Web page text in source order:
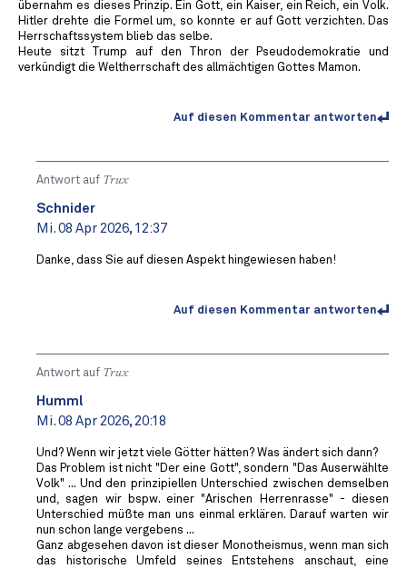
übernahm es dieses Prinzip. Ein Gott, ein Kaiser, ein Reich, ein Volk.
Hitler drehte die Formel um, so konnte er auf Gott verzichten. Das
Herrschaftssystem blieb das selbe.
Heute sitzt Trump auf den Thron der Pseudodemokratie und
verkündigt die Weltherrschaft des allmächtigen Gottes Mamon.
Auf diesen Kommentar antworten
Antwort auf Trux
Schnider
Mi. 08 Apr 2026, 12:37
Danke, dass Sie auf diesen Aspekt hingewiesen haben!
Auf diesen Kommentar antworten
Antwort auf Trux
Humml
Mi. 08 Apr 2026, 20:18
Und? Wenn wir jetzt viele Götter hätten? Was ändert sich dann?
Das Problem ist nicht "Der eine Gott", sondern "Das Auserwählte
Volk" ... Und den prinzipiellen Unterschied zwischen demselben
und, sagen wir bspw. einer "Arischen Herrenrasse" - diesen
Unterschied müßte man uns einmal erklären. Darauf warten wir
nun schon lange vergebens ...
Ganz abgesehen davon ist dieser Monotheismus, wenn man sich
das historische Umfeld seines Entstehens anschaut, eine